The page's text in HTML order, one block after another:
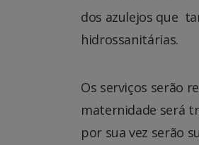
dos azulejos que
hidrossanitárias.
Os serviços serão
maternidade será
por sua vez serão